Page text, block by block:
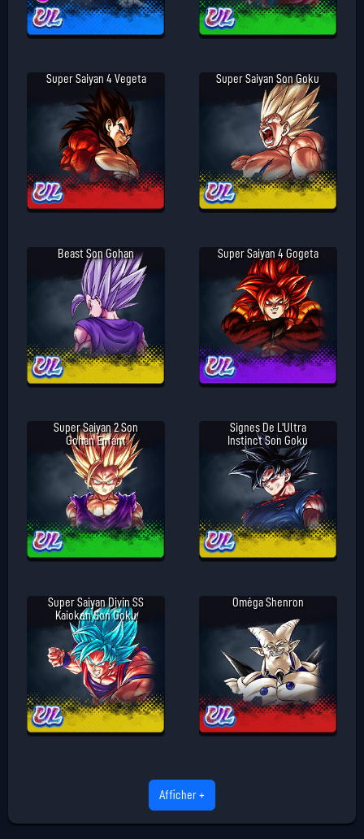
Super Saiyan 4 Vegeta Super Saiyan Son Goku
Beast Son Gohan Super Saiyan 4 Gogeta
Super Saiyan 2 Son
Gohan Enfant
Signes De L'Ultra
Instinct Son Goku
Super Saiyan Divin SS
Kaioken Son Goku
Oméga Shenron
Afficher +